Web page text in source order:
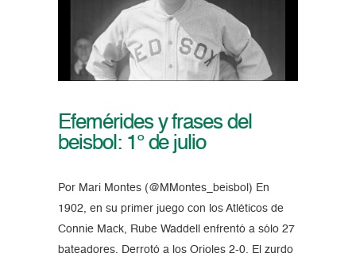
Efemérides y frases del
beisbol: 1° de julio
Por Mari Montes (@MMontes_beisbol) En
1902, en su primer juego con los Atléticos de
Connie Mack, Rube Waddell enfrentó a sólo 27
bateadores. Derrotó a los Orioles 2-0. El zurdo